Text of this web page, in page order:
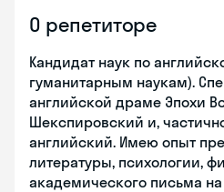
О репетиторе
Кандидат наук по
гуманитарным наукам).
английской драме Эпохи
Шекспировский и,
английский. Имею опыт
литературы, психологии,
академического письма